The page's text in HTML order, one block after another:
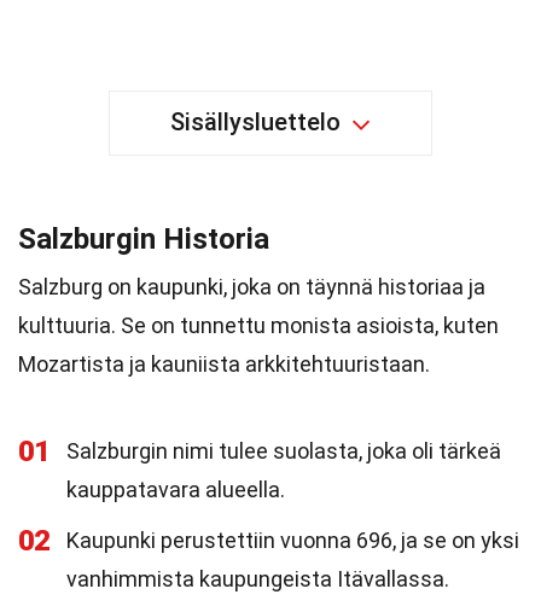
Sisällysluettelo
Salzburgin Historia
Salzburg on kaupunki, joka on täynnä historiaa ja
kulttuuria. Se on tunnettu monista asioista, kuten
Mozartista ja kauniista arkkitehtuuristaan.
01
Salzburgin nimi tulee suolasta, joka oli tärkeä
kauppatavara alueella.
02
Kaupunki perustettiin vuonna 696, ja se on yksi
vanhimmista kaupungeista Itävallassa.